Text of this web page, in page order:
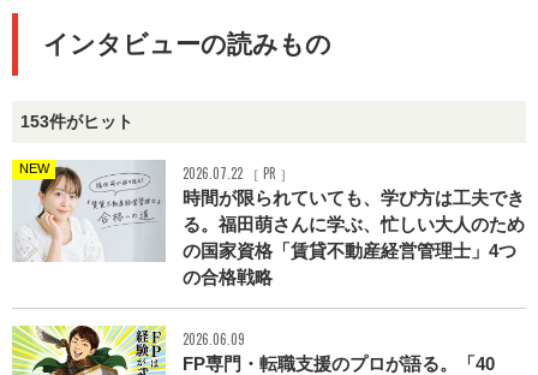
インタビューの読みもの
153件がヒット
NEW 2026.07.22 ［ PR ］
時間が限られていても、学び方は工夫でき
る。福田萌さんに学ぶ、忙しい大人のため
の国家資格「賃貸不動産経営管理士」4つ
の合格戦略
2026.06.09
FP専門・転職支援のプロが語る。「40